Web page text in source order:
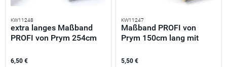
KW11248
extra langes Maßband
PROFI von Prym 254cm
6,50 €
KW11247
Maßband PROFI von
Prym 150cm lang mit
5,50 €